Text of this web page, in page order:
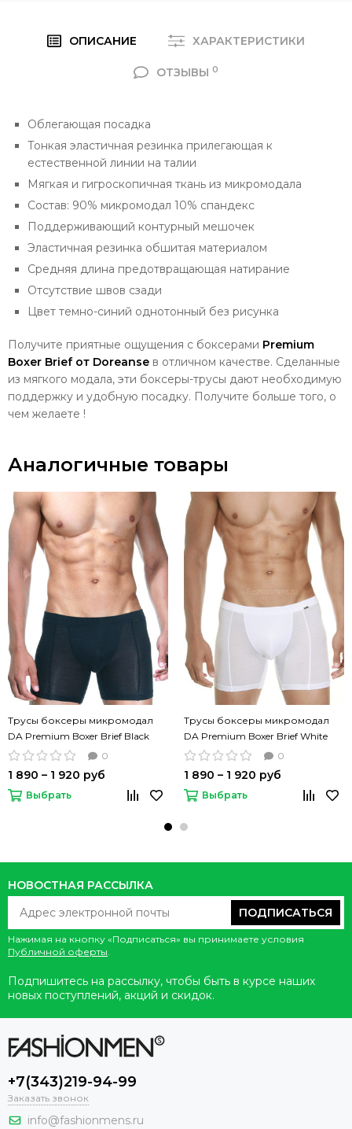
ОПИСАНИЕ ХАРАКТЕРИСТИКИ
ОТЗЫВЫ 0
Облегающая посадка
Тонкая эластичная резинка прилегающая к
естественной линии на талии
Мягкая и гигроскопичная ткань из микромодала
Состав: 90% микромодал 10% спандекс
Поддерживающий контурный мешочек
Эластичная резинка обшитая материалом
Средняя длина предотвращающая натирание
Отсутствие швов сзади
Цвет темно-синий однотонный без рисунка
Получите приятные ощущения с боксерами Premium
Boxer Brief от Doreanse в отличном качестве. Сделанные
из мягкого модала, эти боксеры-трусы дают необходимую
поддержку и удобную посадку. Получите больше того, о
чем желаете !
Аналогичные товары
Трусы боксеры микромодал
DA Premium Boxer Brief Black
черные однотонные
0
1 890 – 1 920 руб
Выбрать
Трусы боксеры микромодал
DA Premium Boxer Brief White
белые однотонные0
1 890 – 1 920 руб
Выбрать
НОВОСТНАЯ РАССЫЛКА
ПОДПИСАТЬСЯ
Нажимая на кнопку «Подписаться» вы принимаете условия
Публичной оферты.
Подпишитесь на рассылку, чтобы быть в курсе наших
новых поступлений, акций и скидок.
+7(343)219-94-99
Заказать звонок
info@fashionmens.ru